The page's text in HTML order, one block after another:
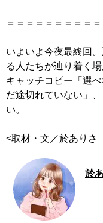
＝＝＝＝＝＝＝＝＝＝
いよいよ今夜最終回
る人たちが辿り着く
キャッチコピー「選べ
だ途切れていない」
い。
<取材・文／於あり
於